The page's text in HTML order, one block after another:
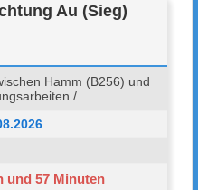
Au (Sieg)
Hamm (B256) und
/
und 57 Minuten